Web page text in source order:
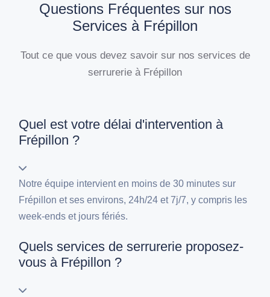
Questions Fréquentes sur nos
Services à Frépillon
Tout ce que vous devez savoir sur nos services de
serrurerie à Frépillon
Quel est votre délai d'intervention à
Frépillon ?
Notre équipe intervient en moins de 30 minutes sur
Frépillon et ses environs, 24h/24 et 7j/7, y compris les
week-ends et jours fériés.
Quels services de serrurerie proposez-
vous à Frépillon ?